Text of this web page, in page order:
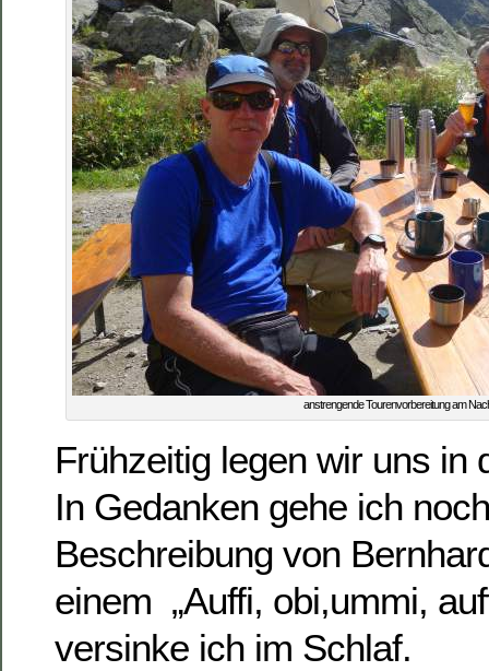
anstrengende Tourenvorbereitung am
Frühzeitig legen wir uns in
In Gedanken gehe ich
Beschreibung von
einem „Auffi, obi,ummi,
versinke ich im Schlaf.